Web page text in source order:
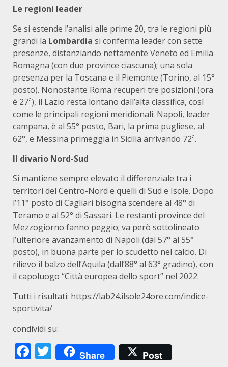
Le regioni leader
Se si estende l’analisi alle prime 20, tra le regioni più
grandi la Lombardia si conferma leader con sette
presenze, distanziando nettamente Veneto ed Emilia
Romagna (con due province ciascuna); una sola
presenza per la Toscana e il Piemonte (Torino, al 15°
posto). Nonostante Roma recuperi tre posizioni (ora
è 27ª), il Lazio resta lontano dall’alta classifica, così
come le principali regioni meridionali: Napoli, leader
campana, è al 55° posto, Bari, la prima pugliese, al
62°, e Messina primeggia in Sicilia arrivando 72ª.
Il divario Nord-Sud
Si mantiene sempre elevato il differenziale tra i
territori del Centro-Nord e quelli di Sud e Isole. Dopo
l’11° posto di Cagliari bisogna scendere al 48° di
Teramo e al 52° di Sassari. Le restanti province del
Mezzogiorno fanno peggio; va però sottolineato
l’ulteriore avanzamento di Napoli (dal 57° al 55°
posto), in buona parte per lo scudetto nel calcio. Di
rilievo il balzo dell’Aquila (dall’88° al 63° gradino), con
il capoluogo “Città europea dello sport” nel 2022.
Tutti i risultati: https://lab24.ilsole24ore.com/indice-
sportivita/
condividi su:
Facebook
Twitter
Share Post